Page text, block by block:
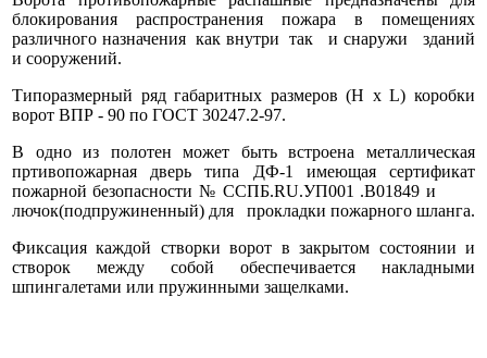
блокирования распространения пожара в помещениях
различного назначения как внутри так и снаружи зданий
и сооружений.
Типоразмерный ряд габаритных размеров (Н х L) коробки
ворот ВПР - 90 по ГОСТ 30247.2-97.
В одно из полотен может быть встроена металлическая
пртивопожарная дверь типа ДФ-1 имеющая сертификат
пожарной безопасности № ССПБ.RU.УП001 .В01849 и
лючок(подпружиненный) для прокладки пожарного шланга.
Фиксация каждой створки ворот в закрытом состоянии и
створок между собой обеспечивается накладными
шпингалетами или пружинными защелками.